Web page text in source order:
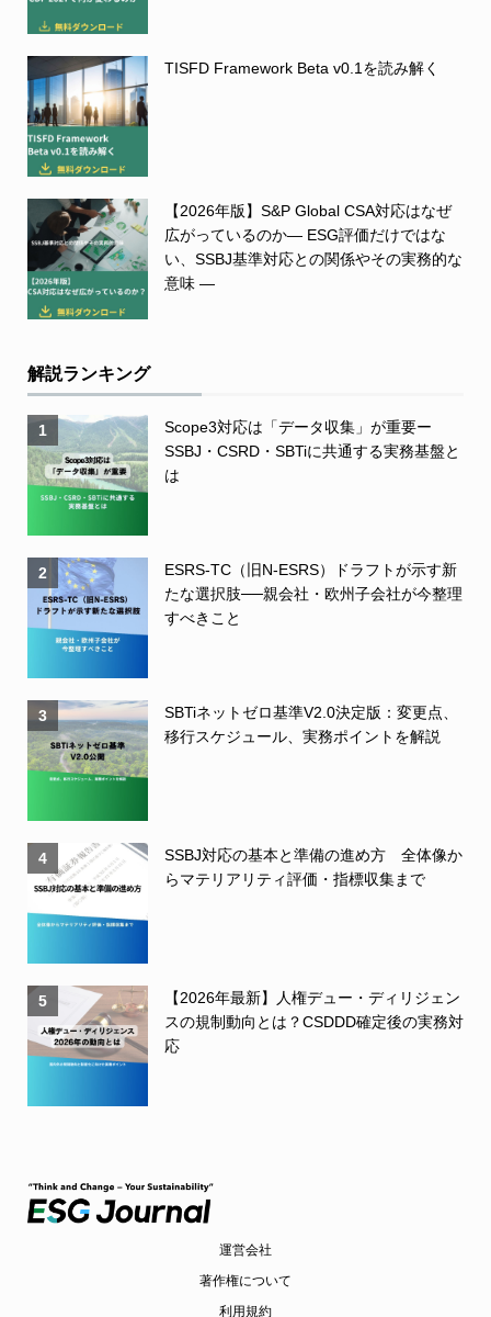
TISFD Framework Beta v0.1を読み解く
【2026年版】S&P Global CSA対応はなぜ
広がっているのか― ESG評価だけではな
い、SSBJ基準対応との関係やその実務的な
意味 ―
解説ランキング
1
Scope3対応は「データ収集」が重要ー
SSBJ・CSRD・SBTiに共通する実務基盤と
は
2
ESRS-TC（旧N-ESRS）ドラフトが示す新
たな選択肢──親会社・欧州子会社が今整理
すべきこと
3
SBTiネットゼロ基準V2.0決定版：変更点、
移行スケジュール、実務ポイントを解説
4
SSBJ対応の基本と準備の進め方 全体像か
らマテリアリティ評価・指標収集まで
5
【2026年最新】人権デュー・ディリジェン
スの規制動向とは？CSDDD確定後の実務対
応
運営会社
著作権について
利用規約